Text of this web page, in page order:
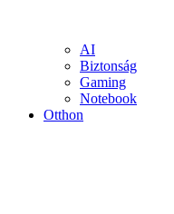
AI
Biztonság
Gaming
Notebook
Otthon